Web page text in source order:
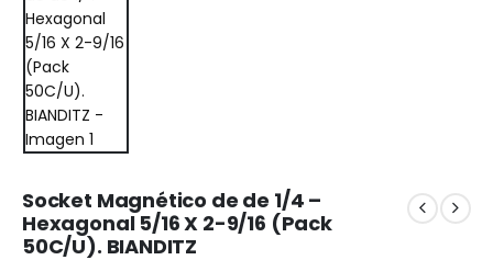
Socket Magnético de de 1/4 –
Hexagonal 5/16 X 2-9/16 (Pack
50C/U). BIANDITZ